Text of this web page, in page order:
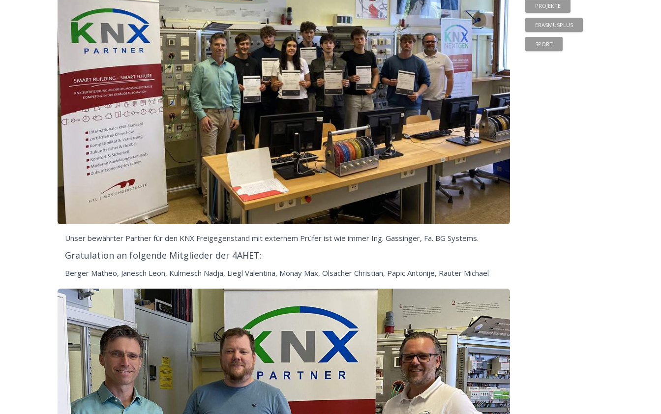
Unser bewährter Partner für den KNX Freigegenstand mit externem Prüfer ist wie immer Ing. Gassinger, Fa. BG Systems.
Gratulation an folgende Mitglieder der 4AHET:
Berger Matheo, Janesch Leon, Kulmesch Nadja, Liegl Valentina, Monay Max, Olsacher Christian, Papic Antonije, Rauter Michael
PROJEKTE
ERASMUSPLUS
SPORT